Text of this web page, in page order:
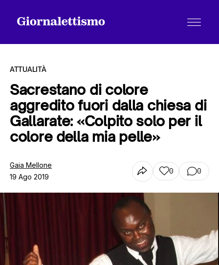
Tutti gli articoli
Contatti
ATTUALITÀ
Sacrestano di colore
aggredito fuori dalla chiesa di
Gallarate: «Colpito solo per il
colore della mia pelle»
Gaia Mellone
19 Ago 2019
0 0